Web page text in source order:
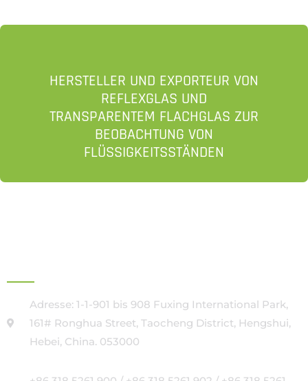
HERSTELLER UND EXPORTEUR VON
REFLEXGLAS UND
TRANSPARENTEM FLACHGLAS ZUR
BEOBACHTUNG VON
FLÜSSIGKEITSSTÄNDEN
Adresse: 1-1-901 bis 908 Fuxing International Park,
161# Ronghua Street, Taocheng District, Hengshui,
Hebei, China. 053000